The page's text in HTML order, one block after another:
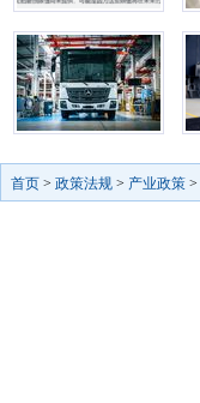
首页 > 政策法规 > 产业政策 >